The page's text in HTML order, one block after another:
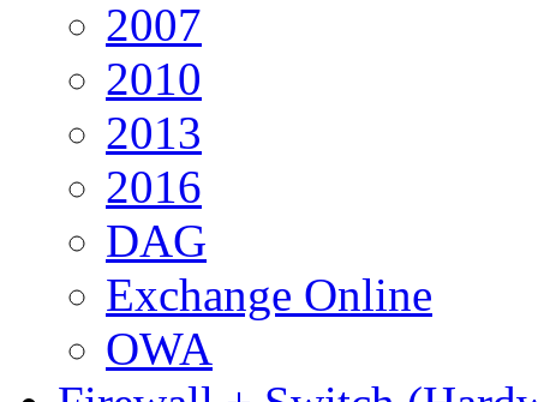
2007
2010
2013
2016
DAG
Exchange Online
OWA